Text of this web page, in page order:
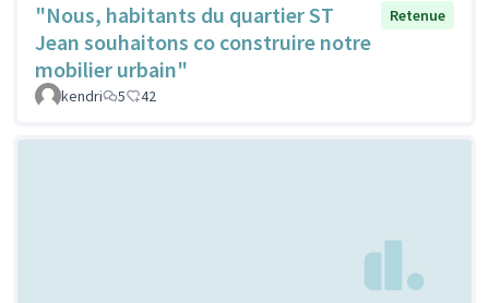
"Nous, habitants du quartier ST
Jean souhaitons co construire notre
mobilier urbain"
Retenue
kendri 5 42